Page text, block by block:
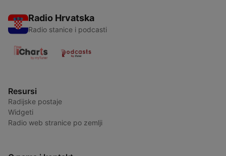
Radio Hrvatska
Radio stanice i podcasti
Resursi
Radijske postaje
Widgeti
Radio web stranice po zemlji